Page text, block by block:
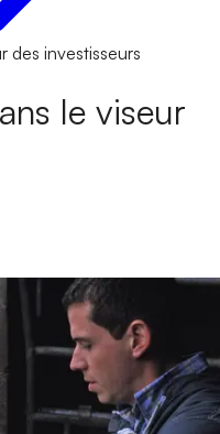
des investisseurs
le viseur